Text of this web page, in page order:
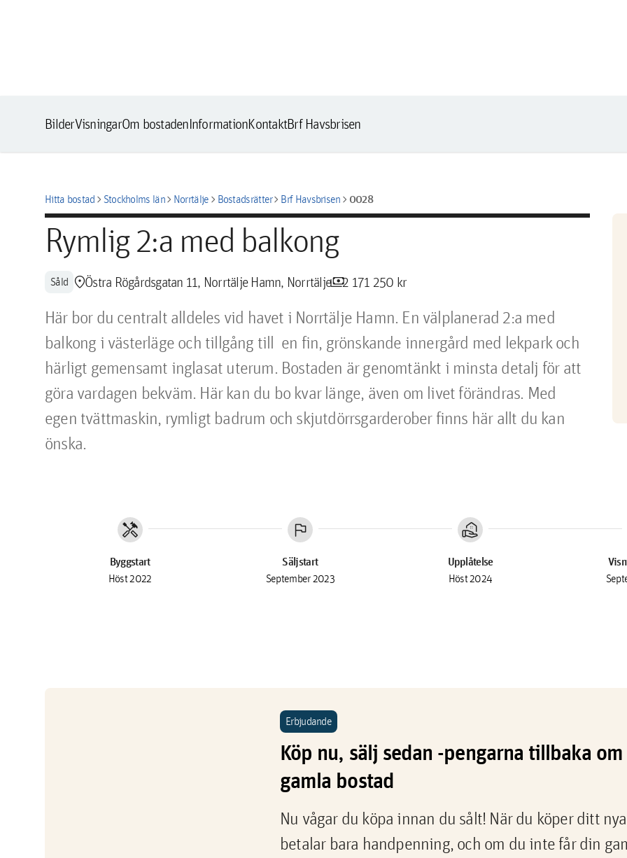
BilderVisningarOm bostadenInformationKontaktBrf Havsbrisen
Hitta bostadchevron_rightStockholms länchevron_rightNorrtäljechevron_rightBostadsrätterchevron_rightBrf Havsbrisenchevron_right0028
Rymlig 2:a med balkong
Såld location_pinÖstra Rögårdsgatan 11, Norrtälje Hamn, Norrtäljepayments2 171 250 kr
Här bor du centralt alldeles vid havet i Norrtälje Hamn. En välplanerad 2:a med
balkong i västerläge och tillgång till  en fin, grönskande innergård med lekpark och
härligt gemensamt inglasat uterum. Bostaden är genomtänkt i minsta detalj för att
göra vardagen bekväm. Här kan du bo kvar länge, även om livet förändras. Med
egen tvättmaskin, rymligt badrum och skjutdörrsgarderober finns här allt du kan
önska.
handyman
Byggstart
Höst 2022
flag
Säljstart
September 2023
real_estate_agent
Upplåtelse
Höst 2024
Erbjudande
Köp nu, sälj sedan -pengarna tillbaka
gamla bostad
Nu vågar du köpa innan du sålt! När du köper ditt
betalar bara handpenning, och om du inte får din